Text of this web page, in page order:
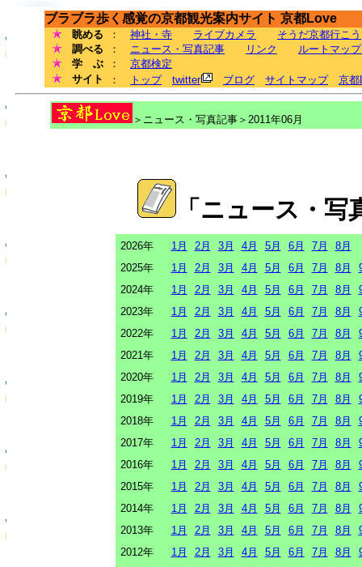
ブラブラ歩く感覚の京都観光案内サイト 京都Love
眺める ： 神社・寺 ライブカメラ
そうだ京都行こう
調べる
： ニュース・写真記事 リンク
ルートマッ
学 ぶ
： 京都検定
サイト
： トップ twitter ブログ サイトマップ 京都
＞ニュース・写真記事＞2011年06月
「ニュース・写
2026年 1月 2月 3月 4月 5月 6月 7月
8月
2025年
1月 2月 3月 4月 5月 6月 7月 8月
2024年
1月 2月 3月 4月 5月 6月 7月 8月
2023年
1月 2月 3月 4月 5月 6月 7月 8月
2022年
1月 2月 3月 4月 5月 6月 7月 8月
2021年
1月 2月 3月 4月 5月 6月 7月 8月
2020年
1月 2月 3月 4月 5月 6月 7月 8月
2019年
1月 2月 3月 4月 5月 6月 7月 8月
2018年
1月 2月 3月 4月 5月 6月 7月 8月
2017年
1月 2月 3月 4月 5月 6月 7月 8月
2016年
1月 2月 3月 4月 5月 6月 7月 8月
2015年
1月 2月 3月 4月 5月 6月 7月 8月
2014年
1月 2月 3月 4月 5月 6月 7月 8月
2013年
1月 2月 3月 4月 5月 6月 7月 8月
2012年
1月 2月 3月 4月 5月 6月 7月 8月